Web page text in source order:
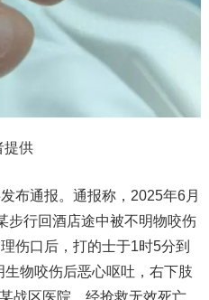
提供
布通报。通报称，2025年6月
步行回酒店途中被不明物咬伤
伤口后，打的士于1时5分到
物咬伤后恶心呕吐，右下肢
战区医院，经抢救无效死亡。